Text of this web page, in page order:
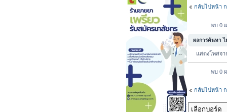
กลับไปหน้า
พบ 0
ผลการค้นหา
แสดงโพสจ
พบ 0
กลับไปหน้า